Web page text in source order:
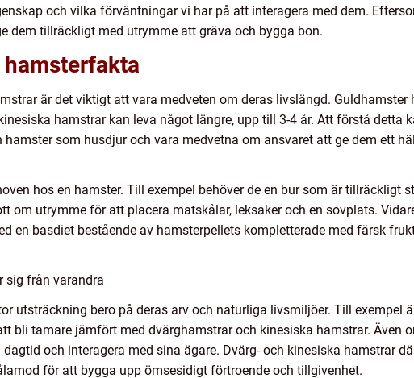
och vilka förväntningar vi har på att interagera med dem.
dem tillräckligt med utrymme att gräva och bygga bon.
är det viktigt att vara medveten om deras livslängd. Guldhamster
hamstrar kan leva något längre, upp till 3-4 år. Att förstå detta
som husdjur och vara medvetna om ansvaret att ge dem ett
hos en hamster. Till exempel behöver de en bur som är tillräckligt
om utrymme för att placera matskålar, leksaker och en sovplats.
en basdiet bestående av hamsterpellets kompletterade med färsk
sig från varandra
utsträckning bero på deras arv och naturliga livsmiljöer. Till exempel
bli tamare jämfört med dvärghamstrar och kinesiska hamstrar. Även
och interagera med sina ägare. Dvärg- och kinesiska hamstrar
för att bygga upp ömsesidigt förtroende och tillgivenhet.